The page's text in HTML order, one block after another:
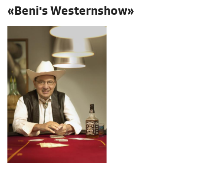
«Beni's Westernshow»